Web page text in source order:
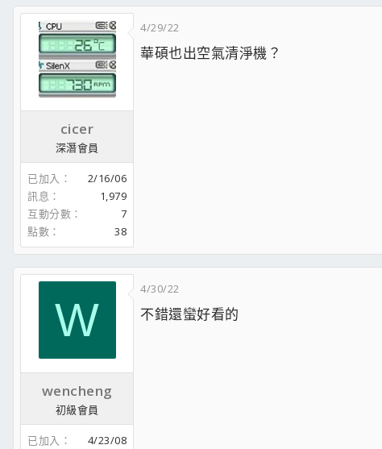
cicer
深潛會員
已加入
2/16/06
訊息
1,979
互動分數
7
點數
38
4/29/22
華碩也出空氣清淨機？
W
wencheng
初級會員
已加入
4/23/08
4/30/22
不錯還蠻好看的